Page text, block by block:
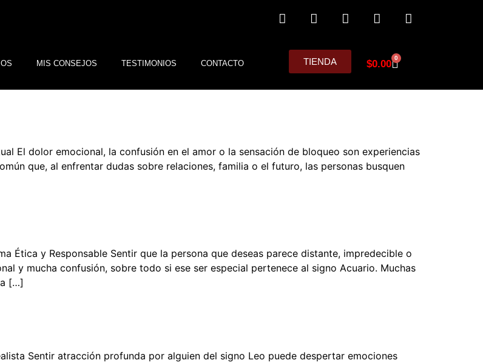
MIS CONSEJOS TESTIMONIOS CONTACTO TIENDA $0.00 0
El dolor emocional, la confusión en el amor o la sensación de bloqueo son experiencias
que, al enfrentar dudas sobre relaciones, familia o el futuro, las personas busquen
Ética y Responsable Sentir que la persona que deseas parece distante, impredecible o
y mucha confusión, sobre todo si ese ser especial pertenece al signo Acuario. Muchas
[…]
Sentir atracción profunda por alguien del signo Leo puede despertar emociones